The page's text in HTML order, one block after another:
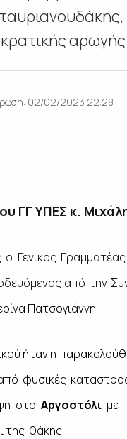
αρωγής
02/02/2023 22:28
ΓΓ ΥΠΕΣ κ.
Γενικός
από την
Πατσογιάννη.
ήταν η
φυσικές
στοΑργοστόλι με
Ιθάκης.